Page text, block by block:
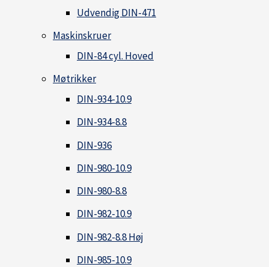
Udvendig DIN-471
Maskinskruer
DIN-84 cyl. Hoved
Møtrikker
DIN-934-10.9
DIN-934-8.8
DIN-936
DIN-980-10.9
DIN-980-8.8
DIN-982-10.9
DIN-982-8.8 Høj
DIN-985-10.9